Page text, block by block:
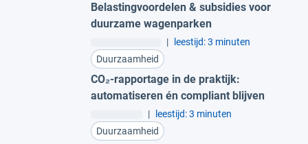
Belastingvoordelen & subsidies voor
duurzame wagenparken
|
leestijd: 3 minuten
Duurzaamheid
CO₂-rapportage in de praktijk:
automatiseren én compliant blijven
|
leestijd: 3 minuten
Duurzaamheid